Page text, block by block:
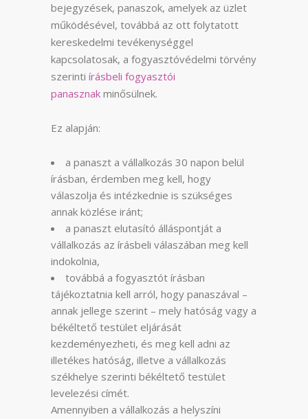
bejegyzések, panaszok, amelyek az üzlet
működésével, továbbá az ott folytatott
kereskedelmi tevékenységgel
kapcsolatosak, a fogyasztóvédelmi törvény
szerinti írásbeli fogyasztói
panasznak minősülnek.
Ez alapján:
a panaszt a vállalkozás 30 napon belül
írásban, érdemben meg kell, hogy
válaszolja és intézkednie is szükséges
annak közlése iránt;
a panaszt elutasító álláspontját a
vállalkozás az írásbeli válaszában meg kell
indokolnia,
továbbá a fogyasztót írásban
tájékoztatnia kell arról, hogy panaszával –
annak jellege szerint – mely hatóság vagy a
békéltető testület eljárását
kezdeményezheti, és meg kell adni az
illetékes hatóság, illetve a vállalkozás
székhelye szerinti békéltető testület
levelezési címét.
Amennyiben a vállalkozás a helyszíni